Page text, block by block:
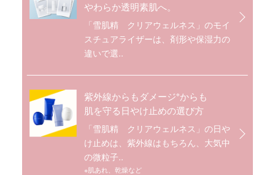
やわらか透明素肌へ。
「雪肌精 クリアウェルネス」のモイ
スチュアライザーは、剤形や保湿力の
違いで選..
紫外線からもダメージ※からも
肌を守る日やけ止めの選び方
「雪肌精 クリアウェルネス」の日や
け止めは、紫外線はもちろん、大気中
の微粒子..
※肌あれ、乾燥など